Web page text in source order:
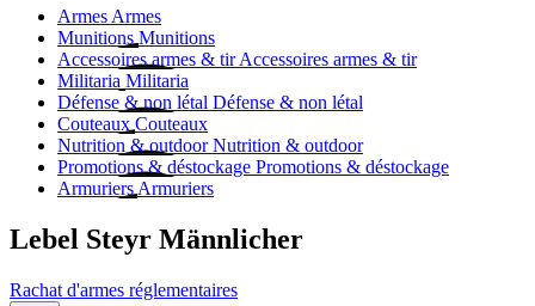
Armes Armes
Munitions Munitions
Accessoires armes & tir Accessoires armes & tir
Militaria Militaria
Défense & non létal Défense & non létal
Couteaux Couteaux
Nutrition & outdoor Nutrition & outdoor
Promotions & déstockage Promotions & déstockage
Armuriers Armuriers
Lebel Steyr Männlicher
Rachat d'armes réglementaires